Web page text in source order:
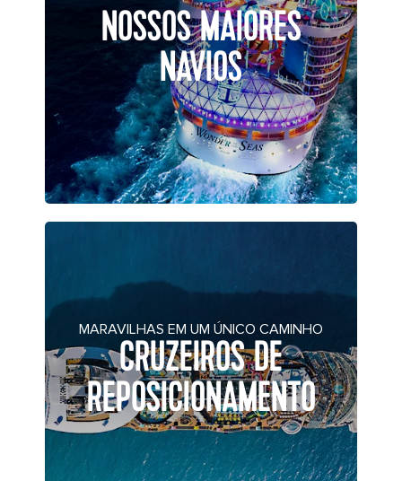
NOSSOS MAIORES
NAVIOS
MARAVILHAS EM UM ÚNICO CAMINHO
CRUZEIROS DE
REPOSICIONAMENTO